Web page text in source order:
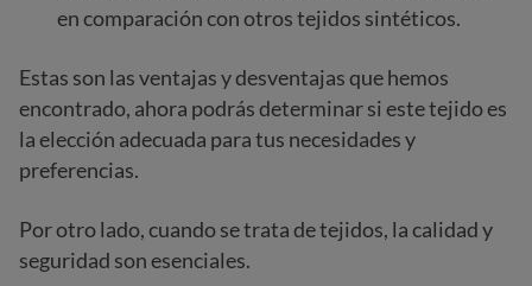
en comparación con otros tejidos sintéticos.
Estas son las ventajas y desventajas que hemos
encontrado, ahora podrás determinar si este tejido es
la elección adecuada para tus necesidades y
preferencias.
Por otro lado, cuando se trata de tejidos, la calidad y
seguridad son esenciales.